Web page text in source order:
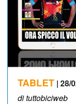
NEWSLETTER
TABLET | 28/
di tuttobiciweb